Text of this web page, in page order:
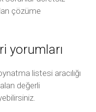
çözüme
yorumları
listesi aracılığı
değerli